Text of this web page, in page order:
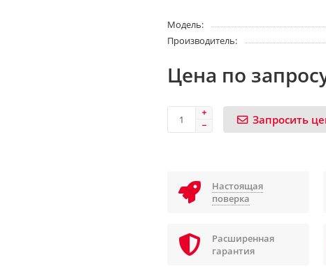
Модель:
Производитель:
Цена по
Запросить
Настоящая
поверка
Расширенная
гарантия